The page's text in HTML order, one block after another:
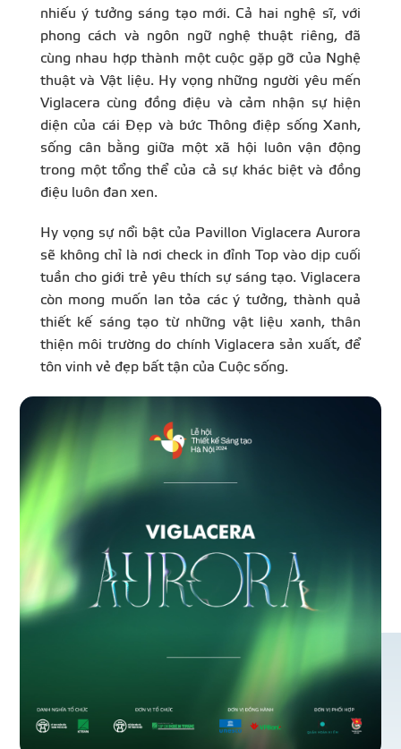
nhiếu ý tưởng sáng tạo mới. Cả hai nghệ sĩ, với
phong cách và ngôn ngữ nghệ thuật riêng, đã
cùng nhau hợp thành một cuộc gặp gỡ của Nghệ
thuật và Vật liệu. Hy vọng những người yêu mến
Viglacera cùng đồng điệu và cảm nhận sự hiện
diện của cái Đẹp và bức Thông điệp sống Xanh,
sống cân bằng giữa một xã hội luôn vận động
trong một tổng thể của cả sự khác biệt và đồng
điệu luôn đan xen.
Hy vọng sự nổi bật của Pavillon Viglacera Aurora
sẽ không chỉ là nơi check in đỉnh Top vào dịp cuối
tuần cho giới trẻ yêu thích sự sáng tạo. Viglacera
còn mong muốn lan tỏa các ý tưởng, thành quả
thiết kế sáng tạo từ những vật liệu xanh, thân
thiện môi trường do chính Viglacera sản xuất, để
tôn vinh vẻ đẹp bất tận của Cuộc sống.